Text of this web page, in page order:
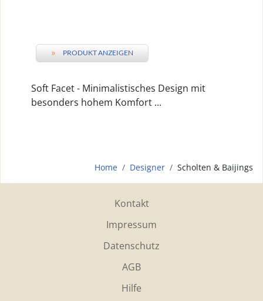
» PRODUKT ANZEIGEN
Soft Facet - Minimalistisches Design mit
besonders hohem Komfort ...
Home Designer Scholten & Baijings
Kontakt
Impressum
Datenschutz
AGB
Hilfe